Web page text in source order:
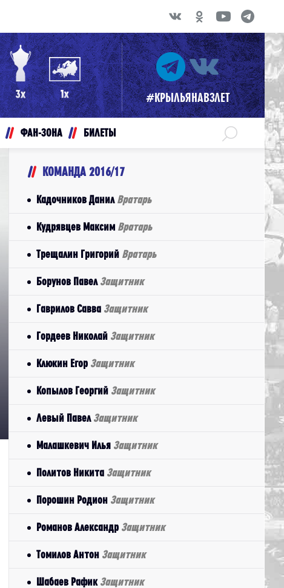
#КРЫЛЬЯНАВЗЛЕТ
ФАН-ЗОНА БИЛЕТЫ
КОМАНДА 2016/17
Кадочников Данил Вратарь
Кудрявцев Максим Вратарь
Трещалин Григорий Вратарь
Борунов Павел Защитник
Гаврилов Савва Защитник
Гордеев Николай Защитник
Клюкин Егор Защитник
Копылов Георгий Защитник
Левый Павел Защитник
Малашкевич Илья Защитник
Политов Никита Защитник
Порошин Родион Защитник
Романов Александр Защитник
Томилов Антон Защитник
Шабаев Рафик Защитник